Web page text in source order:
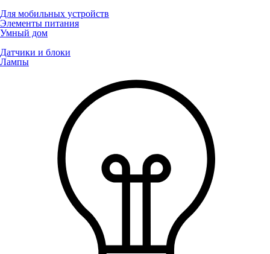
Для мобильных устройств
Элементы питания
Умный дом
Датчики и блоки
Лампы